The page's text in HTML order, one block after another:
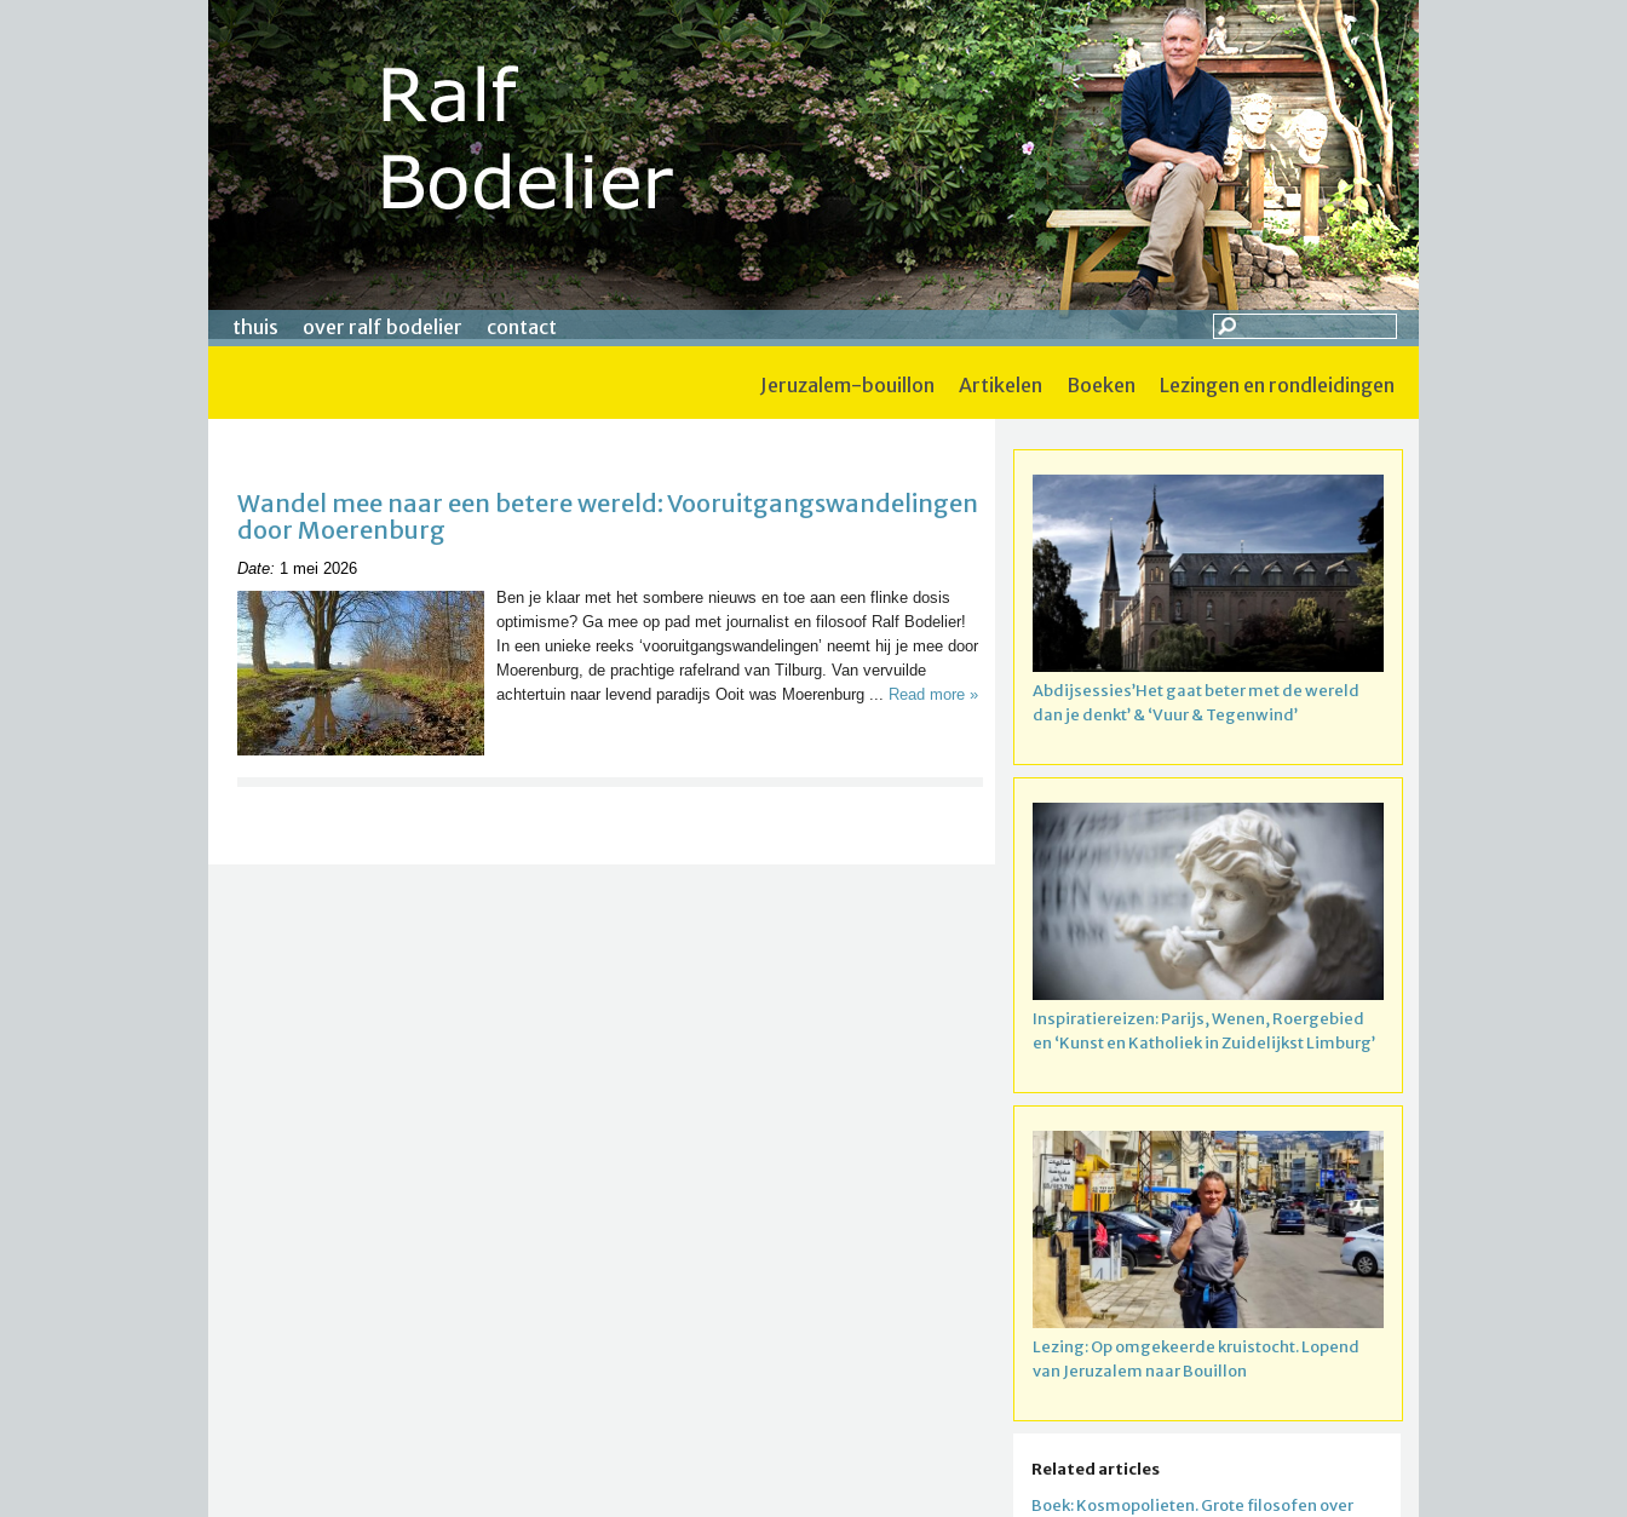
thuis over ralf bodelier contact
jeruzalem-bouillon artikelen boeken lezingen en rondleidingen
Wandel mee naar een betere wereld: Vooruitgangswandelingen
door Moerenburg
Date: 1 mei 2026
Ben je klaar met het sombere nieuws en toe aan een flinke dosis
optimisme? Ga mee op pad met journalist en filosoof Ralf Bodelier!
In een unieke reeks ‘vooruitgangswandelingen’ neemt hij je mee door
Moerenburg, de prachtige rafelrand van Tilburg. Van vervuilde
achtertuin naar levend paradijs Ooit was Moerenburg ... Read more »
Abdijsessies’Het gaat beter met de wereld
dan je denkt’ & ‘Vuur & Tegenwind’
Inspiratiereizen: Parijs, Wenen, Roergebied
en ‘Kunst en Katholiek in Zuidelijkst Limburg’
Lezing: Op omgekeerde kruistocht. Lopend
van Jeruzalem naar Bouillon
Related articles
Boek: Kosmopolieten. Grote filosofen over